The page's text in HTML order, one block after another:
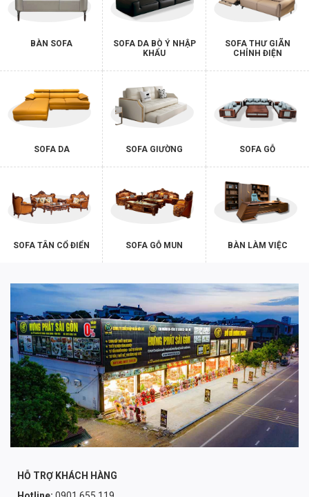
BÀN SOFA
SOFA DA BÒ Ý NHẬP
KHẨU
SOFA THƯ GIÃN
CHỈNH ĐIỆN
SOFA DA SOFA GIƯỜNG SOFA GỖ
SOFA TÂN CỔ ĐIỂN SOFA GỖ MUN BÀN LÀM VIỆC
HỖ TRỢ KHÁCH HÀNG